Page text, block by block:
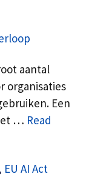
aantal
organisaties
Een
… Read
EU AI Act